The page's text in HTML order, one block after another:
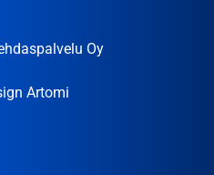
Oy
Artomi